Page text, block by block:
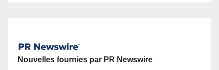
Nouvelles fournies par PR Newswire